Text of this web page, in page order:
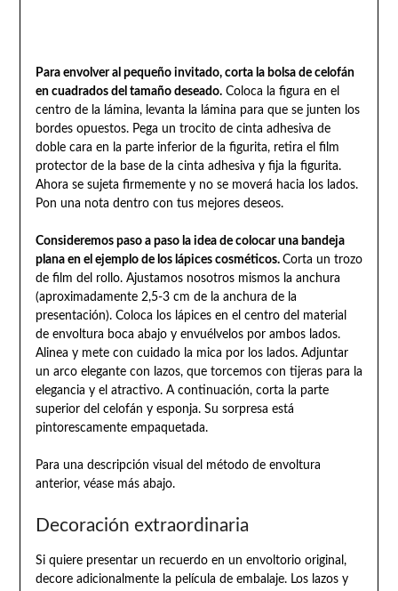
Para envolver al pequeño invitado, corta la bolsa de celofán
en cuadrados del tamaño deseado.Coloca la figura en el
centro de la lámina, levanta la lámina para que se junten los
bordes opuestos. Pega un trocito de cinta adhesiva de
doble cara en la parte inferior de la figurita, retira el film
protector de la base de la cinta adhesiva y fija la figurita.
Ahora se sujeta firmemente y no se moverá hacia los lados.
Pon una nota dentro con tus mejores deseos.
Consideremos paso a paso la idea de colocar una bandeja
plana en el ejemplo de los lápices cosméticos. Corta un trozo
de film del rollo. Ajustamos nosotros mismos la anchura
(aproximadamente 2,5-3 cm de la anchura de la
presentación). Coloca los lápices en el centro del material
de envoltura boca abajo y envuélvelos por ambos lados.
Alinea y mete con cuidado la mica por los lados. Adjuntar
un arco elegante con lazos, que torcemos con tijeras para la
elegancia y el atractivo. A continuación, corta la parte
superior del celofán y esponja. Su sorpresa está
pintorescamente empaquetada.
Para una descripción visual del método de envoltura
anterior, véase más abajo.
Decoración extraordinaria
Si quiere presentar un recuerdo en un envoltorio original,
decore adicionalmente la película de embalaje. Los lazos y